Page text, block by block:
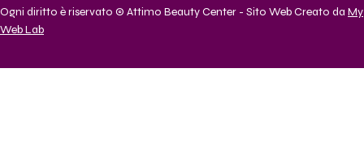
Ogni diritto è riservato © Attimo Beauty Center - Sito Web Creato da My
Web Lab